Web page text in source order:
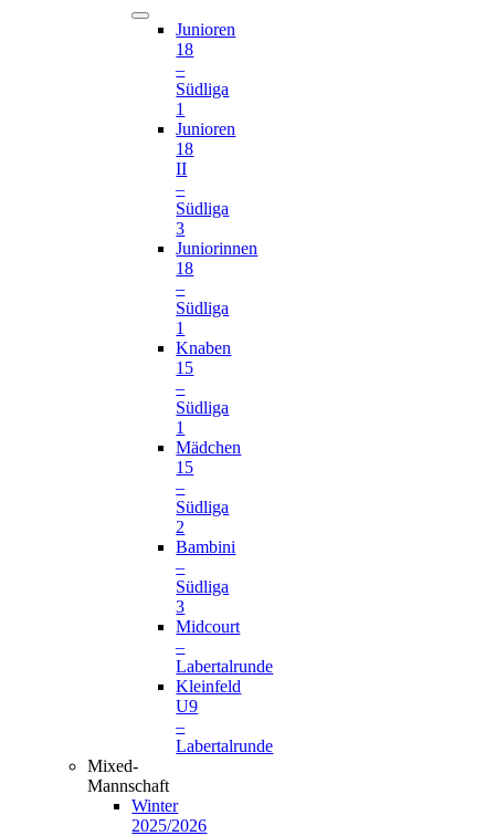
Junioren
18
–
Südliga
1
Junioren
18
II
–
Südliga
3
Juniorinnen
18
–
Südliga
1
Knaben
15
–
Südliga
1
Mädchen
15
–
Südliga
2
Bambini
–
Südliga
3
Midcourt
–
Labertalrunde
Kleinfeld
U9
–
Labertalrunde
Mixed-
Mannschaft
Winter
2025/2026